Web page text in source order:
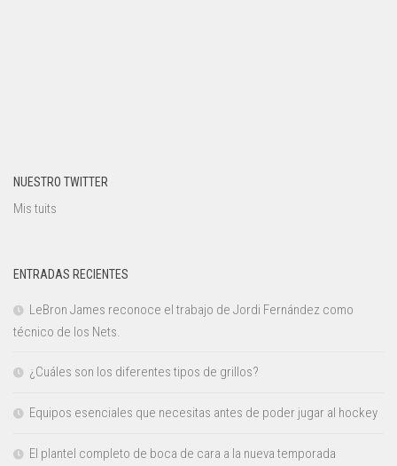
NUESTRO TWITTER
Mis tuits
ENTRADAS RECIENTES
LeBron James reconoce el trabajo de Jordi Fernández como
técnico de los Nets.
¿Cuáles son los diferentes tipos de grillos?
Equipos esenciales que necesitas antes de poder jugar al hockey
El plantel completo de boca de cara a la nueva temporada